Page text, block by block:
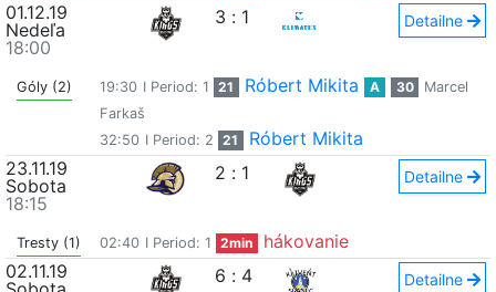
01.12.19
Nedeľa
18:00
3 : 1 Detailne
Góly (2) 19:30 I Period: 1 21 Róbert Mikita A 30
Marcel
Farkaš
32:50 I Period: 2 21
Róbert Mikita
23.11.19
Sobota
18:15
2 : 1 Detailne
Tresty (1) 02:40 I Period: 1 2min
hákovanie
02.11.19
6 : 4 Detailne